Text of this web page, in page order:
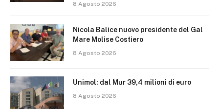
8 Agosto 2026
Nicola Balice nuovo presidente del Gal
Mare Molise Costiero
8 Agosto 2026
Unimol: dal Mur 39,4 milioni di euro
8 Agosto 2026